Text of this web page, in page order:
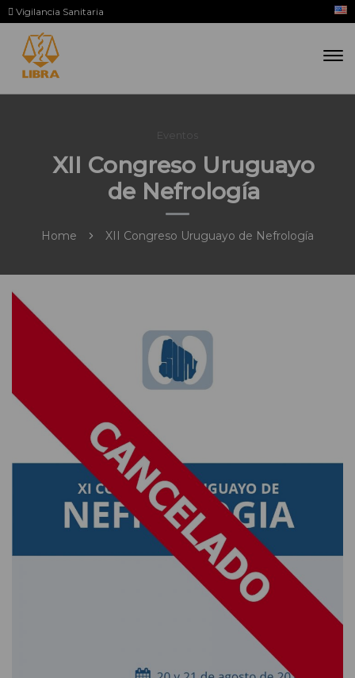
Vigilancia Sanitaria
Eventos
XII Congreso Uruguayo
de Nefrología
Home XII Congreso Uruguayo de Nefrología